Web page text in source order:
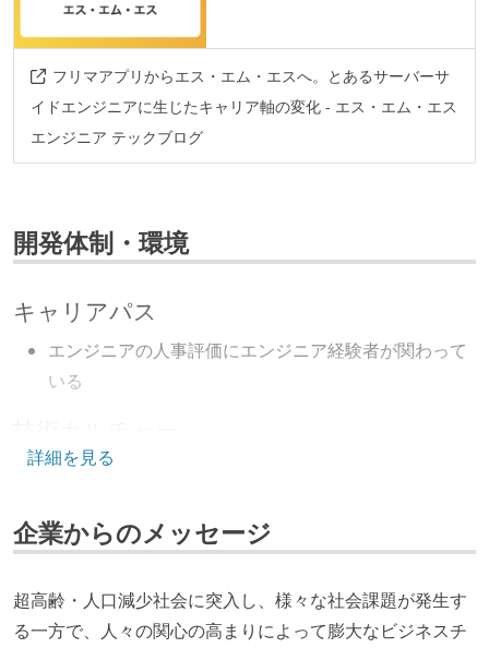
フリマアプリからエス・エム・エスへ。とあるサーバーサ
イドエンジニアに生じたキャリア軸の変化 - エス・エム・エス
エンジニア テックブログ
開発体制・環境
キャリアパス
エンジニアの人事評価にエンジニア経験者が関わって
いる
CTO またはそれに準じる、技術やワークフローの標準
取締役（社内）または執行役員として、エンジニアリ
ング部門の人間が経営に参加している
経営トップがエンジニア出身、または現役のエンジニ
アである
詳細を見る
企業からのメッセージ
超高齢・人口減少社会に突入し、様々な社会課題が発生す
る一方で、人々の関心の高まりによって膨大なビジネスチ